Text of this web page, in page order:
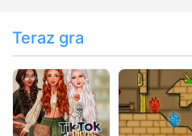
Teraz gra